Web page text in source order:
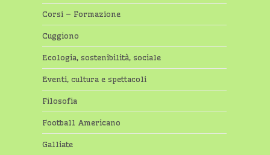
Corsi – Formazione
Cuggiono
Ecologia, sostenibilità, sociale
Eventi, cultura e spettacoli
Filosofia
Football Americano
Galliate